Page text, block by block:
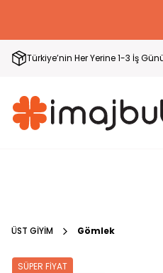
Türkiye’nin Her Yerine 1-3 İş
ÜST GİYİM Gömlek
SÜPER FİYAT